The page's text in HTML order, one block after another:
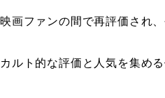
映画ファンの間で再評価され
カルト的な評価と人気を集め